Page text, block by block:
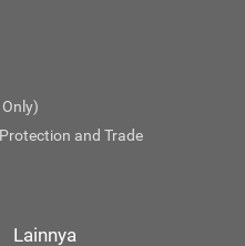
and Trade
Lainnya